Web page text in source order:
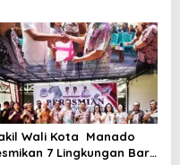
Mitra Pemkot
Wali Kota Manado
7 Lingkungan Baru